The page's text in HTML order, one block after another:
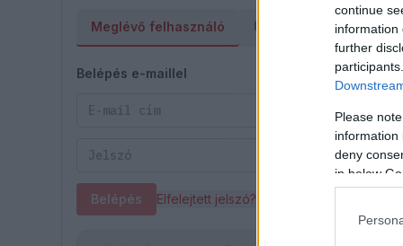
continue
information
further
Please
information
deny
in below
Meglévő felhasználó Új felhasználó
Belépés e-maillel
Belépés Elfelejtett jelszó?